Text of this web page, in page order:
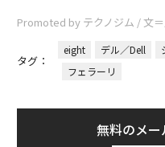
Promoted by テクノジム / 文
タグ：
eight デル／Dell
フェラーリ
無料のメ